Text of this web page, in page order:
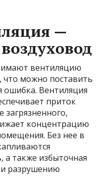
—
вентиляцию
что можно поставить
ошибка. Вентиляция
приток
загрязненного,
концентрацию
Без нее в
а также избыточная
и разрушению